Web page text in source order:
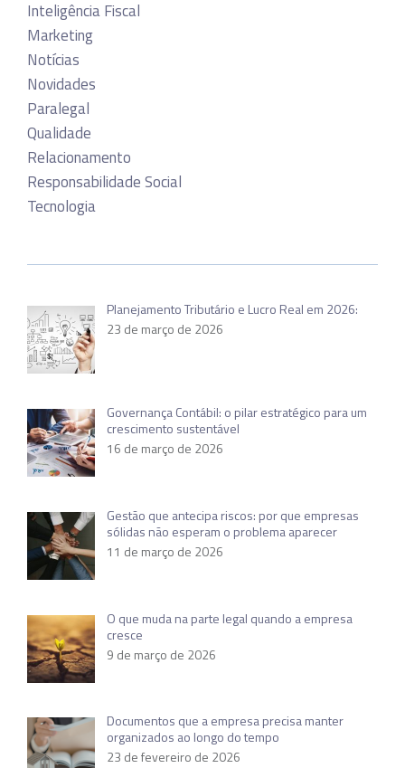
Inteligência Fiscal
Marketing
Notícias
Novidades
Paralegal
Qualidade
Relacionamento
Responsabilidade Social
Tecnologia
Planejamento Tributário e Lucro Real em 2026:
23 de março de 2026
Governança Contábil: o pilar estratégico para um
crescimento sustentável
16 de março de 2026
Gestão que antecipa riscos: por que empresas
sólidas não esperam o problema aparecer
11 de março de 2026
O que muda na parte legal quando a empresa
cresce
9 de março de 2026
Documentos que a empresa precisa manter
organizados ao longo do tempo
23 de fevereiro de 2026